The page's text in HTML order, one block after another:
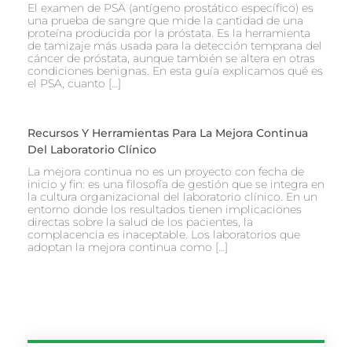
El examen de PSA (antígeno prostático específico) es
una prueba de sangre que mide la cantidad de una
proteína producida por la próstata. Es la herramienta
de tamizaje más usada para la detección temprana del
cáncer de próstata, aunque también se altera en otras
condiciones benignas. En esta guía explicamos qué es
el PSA, cuanto […]
Recursos Y Herramientas Para La Mejora Continua
Del Laboratorio Clínico
La mejora continua no es un proyecto con fecha de
inicio y fin: es una filosofía de gestión que se integra en
la cultura organizacional del laboratorio clínico. En un
entorno donde los resultados tienen implicaciones
directas sobre la salud de los pacientes, la
complacencia es inaceptable. Los laboratorios que
adoptan la mejora continua como […]